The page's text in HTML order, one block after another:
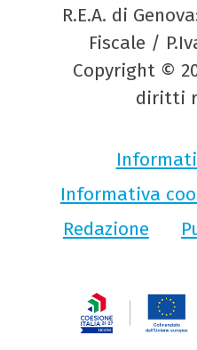
R.E.A. di
Fiscale /
Copyright ©
diritti
Informativa
Redazione